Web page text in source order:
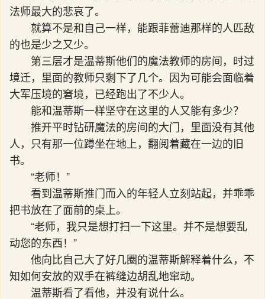
法师最大的悲哀了。
就算不是和自己一样，能跟菲蕾迪那样的人匹敌
的也是少之又少。
第三层才是温蒂斯他们的魔法教师的房间，时过
境迁，里面的教师只剩下了几个。因为可能会面临着
大军压境的窘境，已经跑出了不少人。
能和温蒂斯一样坚守在这里的人又能有多少？
推开平时钻研魔法的房间的大门，里面没有其他
人，只有那一位蹲坐在地上，翻阅着藏在一边的旧
书。
“老师！”
看到温蒂斯推门而入的年轻人立刻站起，并乖乖
把书放在了面前的桌上。
“老师，我只是想打扫一下这里。并不是想要乱
动您的东西！”
他向比自己大了好几圈的温蒂斯解释着什么，不
知如何安放的双手在裤缝边胡乱地窜动。
温蒂斯看了看他，并没有说什么。